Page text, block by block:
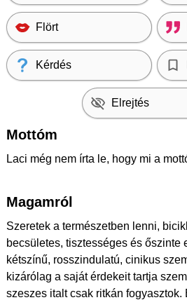
Flört
Kérdés
Elrejtés
Mottóm
Laci még nem írta le, hogy mi a
Magamról
Szeretek a természetben lenni,
becsületes, tisztességes és őszinte
kétszínű, rosszindulatú, cinikus
kizárólag a saját érdekeit tartja
szeszes italt csak ritkán fogyasztok.